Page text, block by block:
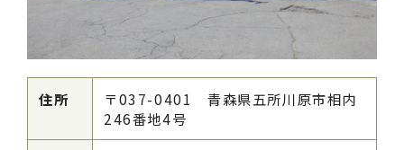
住所
〒037-0401 青森県五所川原市相内
246番地4号